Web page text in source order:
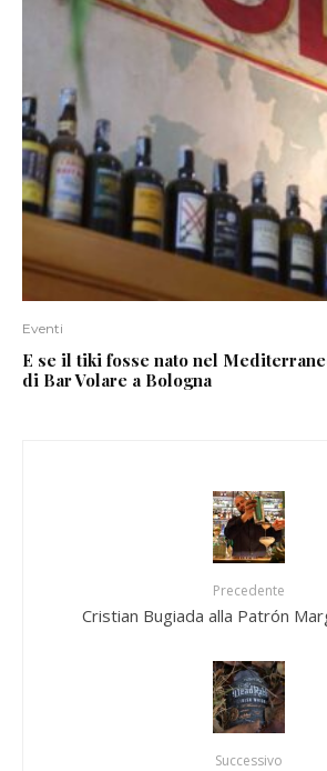
Eventi
E se il tiki fosse nato nel
di Bar Volare a Bologna
Precedente
Cristian Bugiada alla Patrón
Successivo